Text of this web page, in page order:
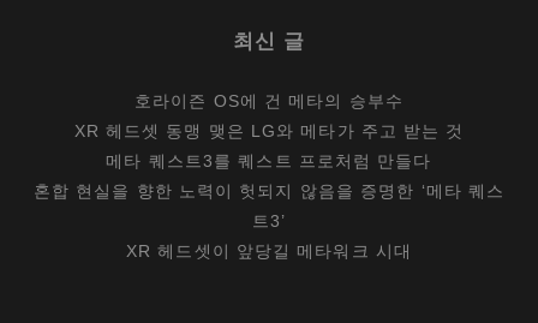
최신 글
호라이즌 OS에 건 메타의 승부수
XR 헤드셋 동맹 맺은 LG와 메타가 주고 받는 것
메타 퀘스트3를 퀘스트 프로처럼 만들다
혼합 현실을 향한 노력이 헛되지 않음을 증명한 ‘메타 퀘스
트3’
XR 헤드셋이 앞당길 메타워크 시대